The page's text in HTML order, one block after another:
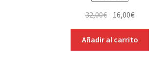
32,00€ El
precio
original
era:
16,00€El
precio
actual
es:
Añadir al carrito